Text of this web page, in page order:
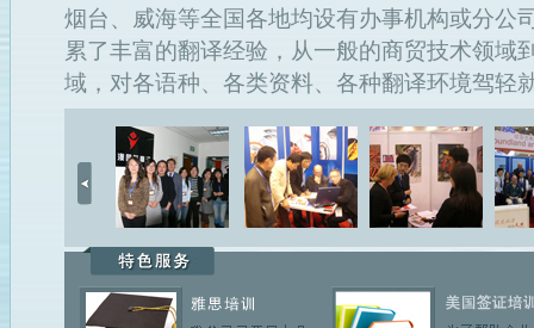
烟台、威海等全国各地均设有办事机构或分公
累了丰富的翻译经验，从一般的商贸技术领域
域，对各语种、各类资料、各种翻译环境驾轻